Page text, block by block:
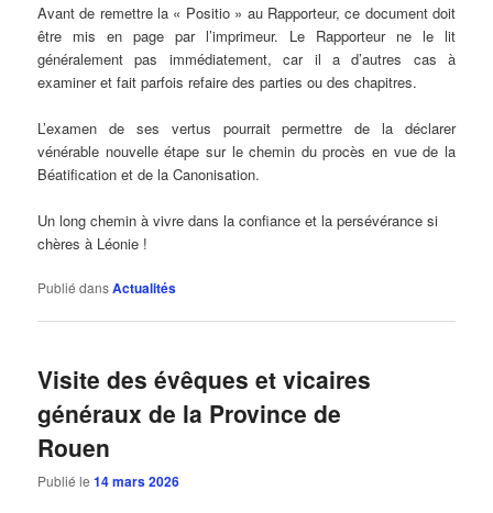
Avant de remettre la « Positio » au Rapporteur, ce document doit
être mis en page par l’imprimeur. Le Rapporteur ne le lit
généralement pas immédiatement, car il a d’autres cas à
examiner et fait parfois refaire des parties ou des chapitres.
L’examen de ses vertus pourrait permettre de la déclarer
vénérable nouvelle étape sur le chemin du procès en vue de la
Béatification et de la Canonisation.
Un long chemin à vivre dans la confiance et la persévérance si
chères à Léonie !
Publié dansActualités
Visite des évêques et vicaires
généraux de la Province de
Rouen
Publié le14 mars 2026